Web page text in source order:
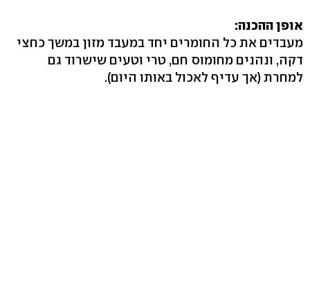
אופן ההכנה:
מעבדים את כל החומרים יחד במעבד מזון במשך כחצי
דקה, ונהנים מחומוס חם, טרי וטעים שישרוד גם
למחרת (אך עדיף לאכול באותו היום).